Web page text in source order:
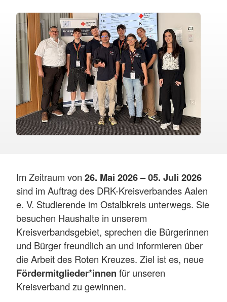
Im Zeitraum von 26. Mai 2026 – 05. Juli 2026
sind im Auftrag des DRK-Kreisverbandes Aalen
e. V. Studierende im Ostalbkreis unterwegs. Sie
besuchen Haushalte in unserem
Kreisverbandsgebiet, sprechen die Bürgerinnen
und Bürger freundlich an und informieren über
die Arbeit des Roten Kreuzes. Ziel ist es, neue
Fördermitglieder*innen für unseren
Kreisverband zu gewinnen.